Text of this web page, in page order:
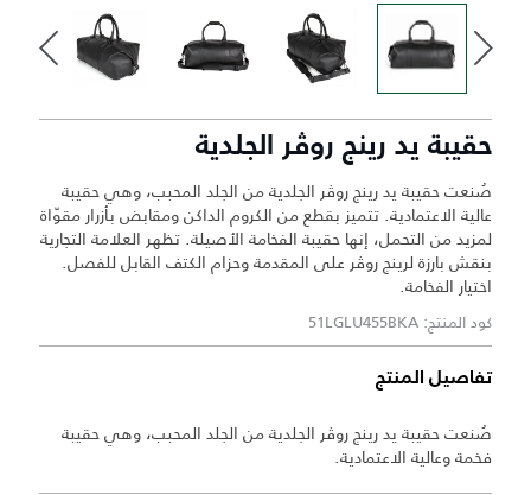
حقيبة يد رينج روڤر الجلدية
صُنعت حقيبة يد رينج روڤر الجلدية من الجلد المحبب، وهي حقيبة
عالية الاعتمادية. تتميز بقطع من الكروم الداكن ومقابض بأزرار مقوّاة
لمزيد من التحمل، إنها حقيبة الفخامة الأصيلة. تظهر العلامة التجارية
بنقش بارزة لرينج روڤر على المقدمة وحزام الكتف القابل للفصل.
اختيار الفخامة.
كود المنتج: 51LGLU455BKA
تفاصيل المنتج
صُنعت حقيبة يد رينج روڤر الجلدية من الجلد المحبب، وهي حقيبة
فخمة وعالية الاعتمادية.